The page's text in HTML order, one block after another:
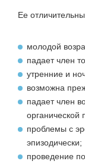
Ее
молодой
падает член
утренние и
возможна
падает член
органической
проблемы с
эпизодически;
проведение